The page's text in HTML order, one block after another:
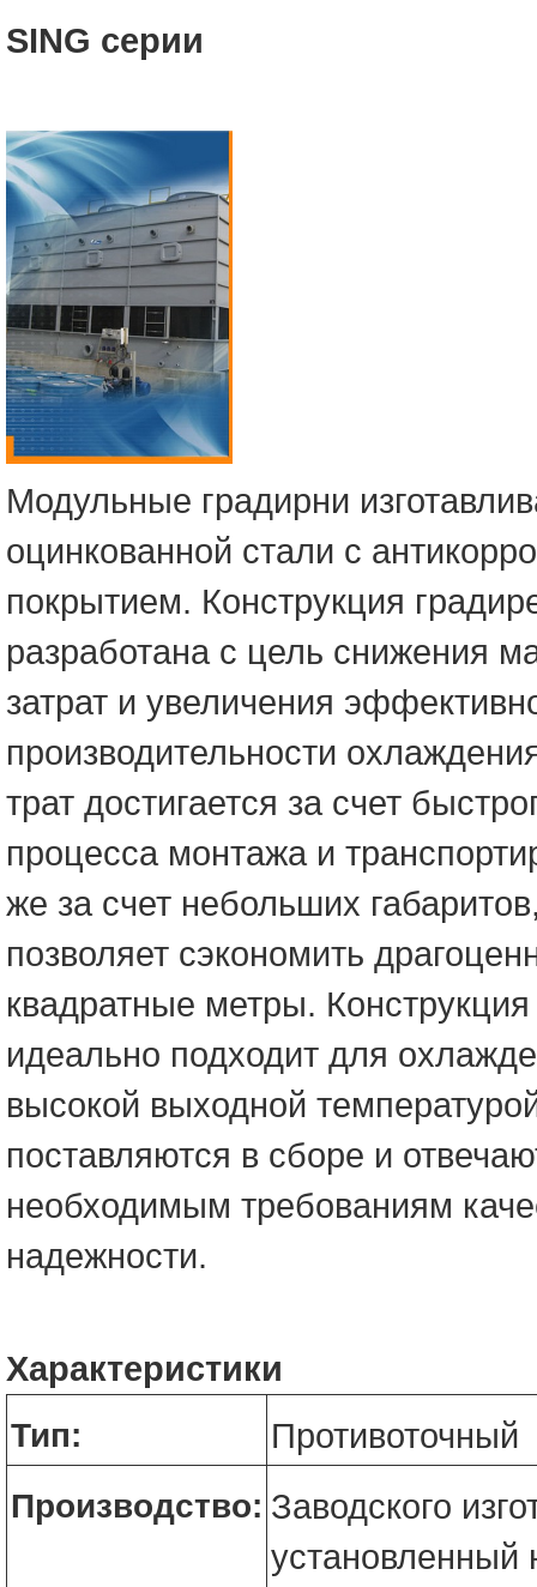
SING серии
Модульные градирни
оцинкованной стали с
покрытием. Конструкция
разработана с цель снижения
затрат и увеличения
производительности
трат достигается за счет
процесса монтажа и
же за счет небольших
позволяет сэкономить
квадратные метры.
идеально подходит для
высокой выходной
поставляются в сборе и
необходимым требованиям
надежности.
Характеристики
Тип: Противоточный
Производство: Заводского
установленный